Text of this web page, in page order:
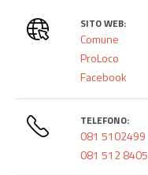
SITO WEB:
Comune
ProLoco
Facebook
TELEFONO:
081 5102499
081 512 8405